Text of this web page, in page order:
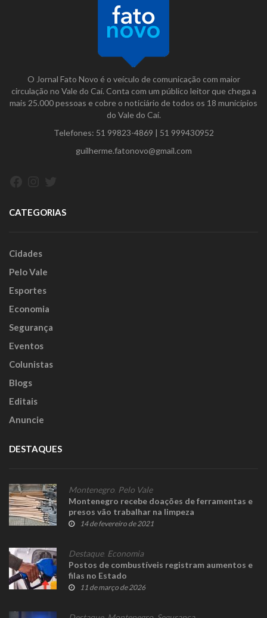
O Jornal Fato Novo é o veículo de comunicação com maior
circulação no Vale do Caí. Conta com um público leitor que chega a
mais 25.000 pessoas e cobre o noticiário de todos os 18 municípios
do Vale do Caí.
Telefones: 51 99823-4869 | 51 999430952
guilherme.fatonovo@gmail.com
CATEGORIAS
Cidades
Pelo Vale
Esportes
Economia
Segurança
Eventos
Colunistas
Blogs
Editais
Anuncie
DESTAQUES
Montenegro Pelo Vale
Montenegro recebe doações de ferramentas e
presos vão trabalhar na limpeza
14 de fevereiro de 2021
Destaque, Economia
Postos de combustíveis registram aumentos e
filas no Estado
11 de março de 2026